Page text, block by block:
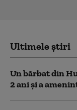
Ultimele știri
Un bărbat din
2 ani și a